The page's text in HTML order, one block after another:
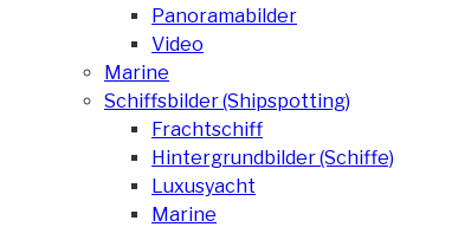
Panoramabilder
Video
Marine
Schiffsbilder (Shipspotting)
Frachtschiff
Hintergrundbilder (Schiffe)
Luxusyacht
Marine